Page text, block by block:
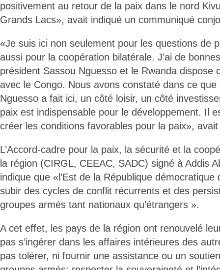
positivement au retour de la paix dans le nord
Grands Lacs», avait indiqué un communiqué
«Je suis ici non seulement pour les questions de
aussi pour la coopération bilatérale. J’ai de
président Sassou Nguesso et le Rwanda dispose
avec le Congo. Nous avons constaté dans ce
Nguesso a fait ici, un côté loisir, un côté
paix est indispensable pour le développement. Il
créer les conditions favorables pour la paix»,
L’Accord-cadre pour la paix, la sécurité et la
la région (CIRGL, CEEAC, SADC) signé à Addis
indique que «l’Est de la République
subir des cycles de conflit récurrents et des
groupes armés tant nationaux qu’étrangers ».
A cet effet, les pays de la région ont renouvelé
pas s’ingérer dans les affaires intérieures des
pas tolérer, ni fournir une assistance ou un